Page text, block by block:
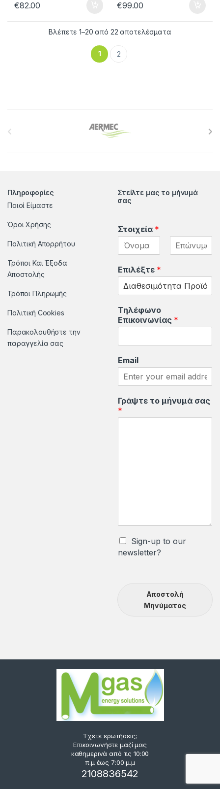
€82.00 €99.00
Βλέπετε 1–20 από 22 αποτελέσματα
1 2
Πληροφορίες
Ποιοί Είμαστε
Όροι Χρήσης
Πολιτική Απορρήτου
Τρόποι Και Έξοδα
Αποστολής
Τρόποι Πληρωμής
Πολιτική Cookies
Παρακολουθήστε την
παραγγελία σας
Στείλτε μας το μήνυμά
σας
Στοιχεία *
i
rΕπιλέξτε *
Τηλέφωνο
Επικοινωνίας *
Email
Γράψτε το μήνυμά σας
*
Sign-up to our
newsletter?
Αποστολή
Μηνύματος
Έχετε ερωτήσεις;
Επικοινωνήστε μαζί μας
καθημερινά από τις 10:00
π.μ έως 7:00 μ.μ
2108836542